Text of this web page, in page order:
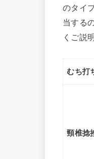
のタイ
当する
くご説
むち打
頸椎捻